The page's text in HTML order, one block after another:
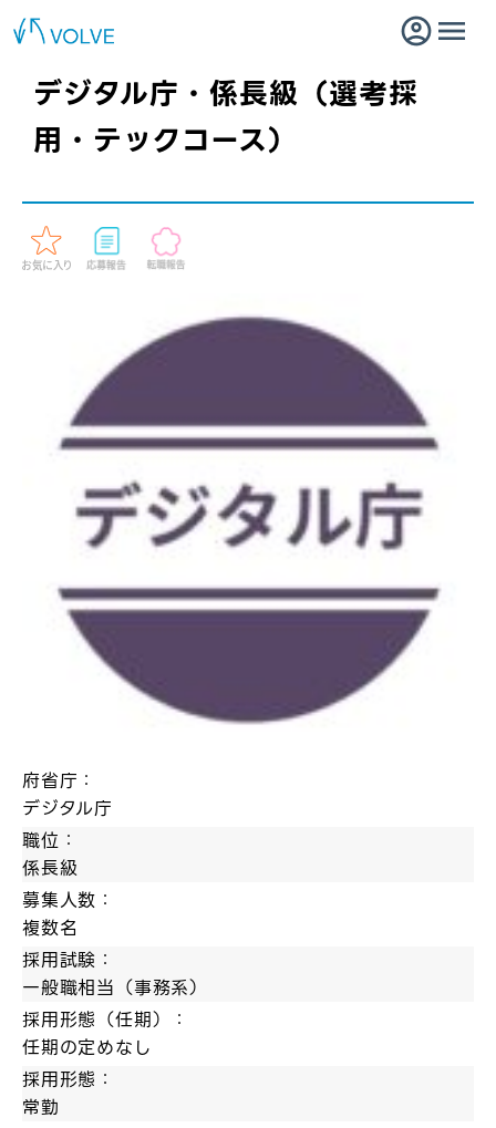
デジタル庁・係長級（選考採
用・テックコース）
府省庁：
デジタル庁
職位：
係長級
募集人数：
複数名
採用試験：
一般職相当（事務系）
採用形態（任期）：
任期の定めなし
採用形態：
常勤